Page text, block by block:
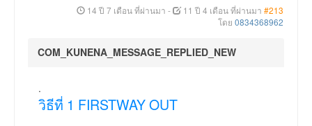
14 ปี 7 เดือน ที่ผ่านมา - 11 ปี 4 เดือน ที่ผ่านมา #213
โดย 0834368962
COM_KUNENA_MESSAGE_REPLIED_NEW
.
วิธีที่ 1 FIRSTWAY OUT